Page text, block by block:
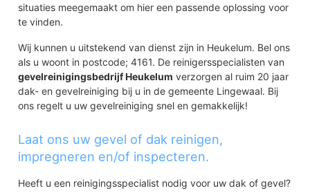
situaties meegemaakt om hier een passende oplossing voor
te vinden.
Wij kunnen u uitstekend van dienst zijn in Heukelum. Bel ons
als u woont in postcode; 4161. De reinigersspecialisten van
gevelreinigingsbedrijf Heukelum verzorgen al ruim 20 jaar
dak- en gevelreiniging bij u in de gemeente Lingewaal. Bij
ons regelt u uw gevelreiniging snel en gemakkelijk!
Laat ons uw gevel of dak reinigen,
impregneren en/of inspecteren.
Heeft u een reinigingsspecialist nodig voor uw dak of gevel?